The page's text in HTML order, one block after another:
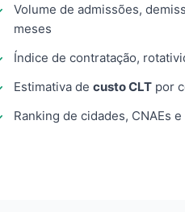
Volume de admissões,
meses
Índice de contratação,
Estimativa de custo CLT por
Ranking de cidades, CNAEs